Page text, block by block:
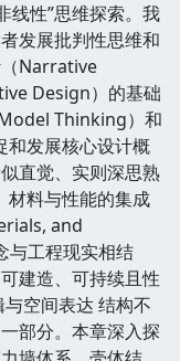
线性”思维探索。我
发展批判性思维和
（Narrative
Design）的基础
Thinking）和
发展核心设计概
直觉、实则深思熟
材料与性能的集成
and
与工程现实相结
建造、可持续且性
空间表达 结构不
部分。本章深入探